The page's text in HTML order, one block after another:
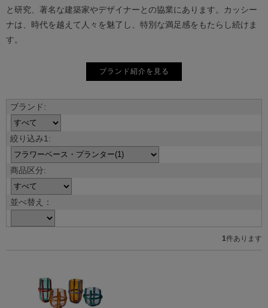
と研究、著名な建築家やデザイナーとの協業にあります。カッシー
ナは、時代を越えて人々を魅了し、特別な満足感をもたらし続けま
す。
ブランド紹介を見る
並べ替え：
1件あります